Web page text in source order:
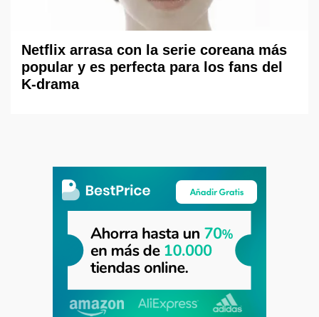
Netflix arrasa con la serie coreana más
popular y es perfecta para los fans del
K-drama